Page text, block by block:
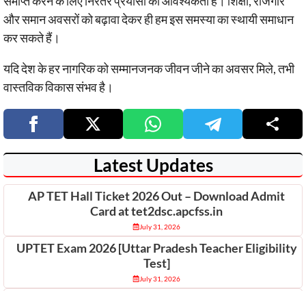
और समान अवसरों को बढ़ावा देकर ही हम इस समस्या का स्थायी समाधान
कर सकते हैं।
यदि देश के हर नागरिक को सम्मानजनक जीवन जीने का अवसर मिले, तभी
वास्तविक विकास संभव है।
Latest Updates
AP TET Hall Ticket 2026 Out – Download Admit
Card at tet2dsc.apcfss.in
July 31, 2026
UPTET Exam 2026 [Uttar Pradesh Teacher Eligibility
Test]
July 31, 2026